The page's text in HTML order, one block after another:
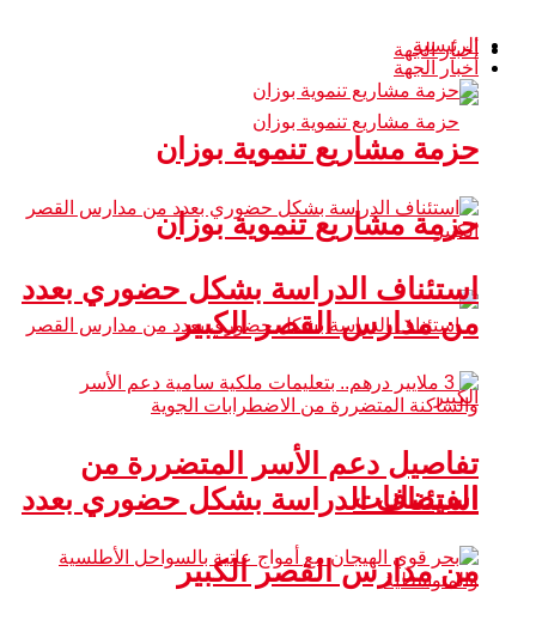
أخبار الجهة
حزمة مشاريع تنموية بوزان
استئناف الدراسة بشكل حضوري بعدد
من مدارس القصر الكبير
الرئيسية
أخبار الجهة
حزمة مشاريع تنموية بوزان
استئناف الدراسة بشكل حضوري بعدد
من مدارس القصر الكبير
تفاصيل دعم الأسر المتضررة من
الفيضانات